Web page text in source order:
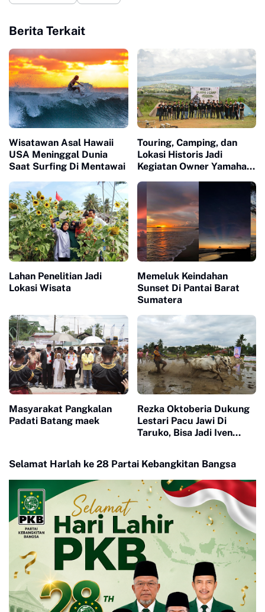
Berita Terkait
Wisatawan Asal Hawaii
USA Meninggal Dunia
Saat Surfing Di Mentawai
Touring, Camping, dan
Lokasi Historis Jadi
Kegiatan Owner Yamaha
Lahan Penelitian Jadi
Lokasi Wisata
Memeluk Keindahan
Sunset Di Pantai Barat
Sumatera
Masyarakat Pangkalan
Padati Batang maek
Rezka Oktoberia Dukung
Lestari Pacu Jawi Di
Taruko, Bisa Jadi Iven
Selamat Harlah ke 28 Partai Kebangkitan Bangsa